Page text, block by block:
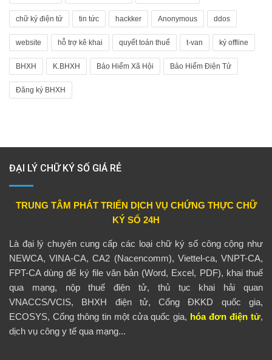
chữ ký điện tử tin tức hackker Anonymous ddos
website hỗ trợ kê khai quyết toán thuế t-van ký offline
BHXH K.BHXH Bảo Hiểm Xã Hội Bảo Hiểm Điện Tử
Đăng ký BHXH
ĐẠI LÝ CHỮ KÝ SỐ GIÁ RẺ
TRUNG TÂM PHÁT TRIỂN DỊCH VỤ CHỨNG THỰC CHỮ
KÝ SỐ 24H
Là đại lý chuyên cung cấp các loại chữ ký số công cộng như
NEWCA, VINA-CA, CA2 (Nacencomm), Viettel-ca, VNPT-CA,
FPT-CA dùng để ký file văn bản (Word, Excel, PDF), khai thuế
qua mạng, nộp thuế điện tử, thủ tục khai hải quan
VNACCS/VCIS, BHXH điện tử, Cổng ĐKKD quốc gia,
ECOSYS, Cổng thông tin một cửa quốc gia, hóa đơn điện tử,
dịch vụ công y tế qua mạng...